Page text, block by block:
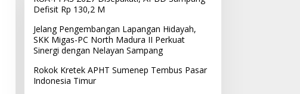
Defisit Rp 130,2 M
Jelang Pengembangan Lapangan Hidayah,
SKK Migas-PC North Madura II Perkuat
Sinergi dengan Nelayan Sampang
Rokok Kretek APHT Sumenep Tembus Pasar
Indonesia Timur